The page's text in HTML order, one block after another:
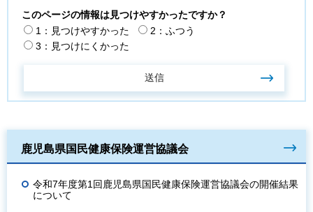
このページの情報は見つけやすかったですか？
1：見つけやすかった
2：ふつう
3：見つけにくかった
鹿児島県国民健康保険運営協議会
令和7年度第1回鹿児島県国民健康保険運営協議会の開催結果
について